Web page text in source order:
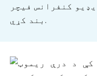
کنفرانس فیچر
بند کړي.